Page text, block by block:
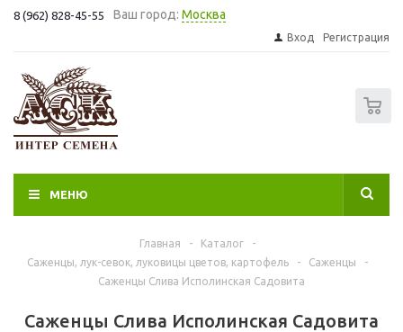
8 (962) 828-45-55 Ваш город: Москва
Вход Регистрация
МЕНЮ
Главная - Каталог
-
Саженцы, лук-севок, луковицы цветов, картофель
- Саженцы
-
Саженцы Слива Исполинская Садовита
Саженцы Слива Исполинская Садовита